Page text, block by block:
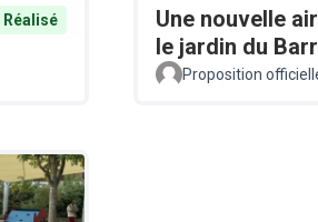
Réalisé
Une nouvelle
le jardin du
Proposition